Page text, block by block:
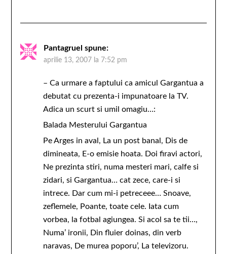
Pantagruel spune:
aprilie 13, 2007 la 7:52 pm
– Ca urmare a faptului ca amicul Gargantua a
debutat cu prezenta-i impunatoare la TV.
Adica un scurt si umil omagiu…:
Balada Mesterului Gargantua
Pe Arges in aval, La un post banal, Dis de
dimineata, E-o emisie hoata. Doi firavi actori,
Ne prezinta stiri, numa mesteri mari, calfe si
zidari, si Gargantua… cat zece, care-i si
intrece. Dar cum mi-i petreceee… Snoave,
zeflemele, Poante, toate cele. Iata cum
vorbea, la fotbal agiungea. Si acol sa te tii…,
Numa’ ironii, Din fluier doinas, din verb
naravas, De murea poporu’, La televizoru.